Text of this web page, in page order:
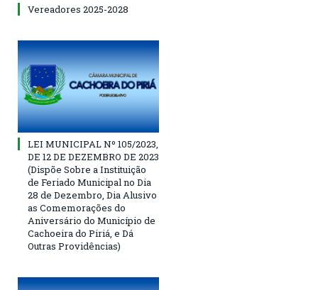
Vereadores 2025-2028
LEI MUNICIPAL Nº 105/2023,
DE 12 DE DEZEMBRO DE 2023
(Dispõe Sobre a Instituição
de Feriado Municipal no Dia
28 de Dezembro, Dia Alusivo
as Comemorações do
Aniversário do Município de
Cachoeira do Piriá, e Dá
Outras Providências)